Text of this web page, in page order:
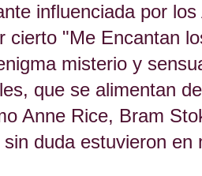
influenciada por
cierto "Me Encantan
misterio y
que se alimentan
Anne Rice, Bram
duda estuvieron